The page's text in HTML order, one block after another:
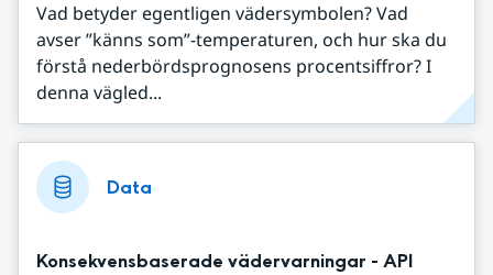
Vad betyder egentligen vädersymbolen? Vad
avser ”känns som”-temperaturen, och hur ska du
förstå nederbördsprognosens procentsiffror? I
denna vägled...
Data
Konsekvensbaserade vädervarningar - API